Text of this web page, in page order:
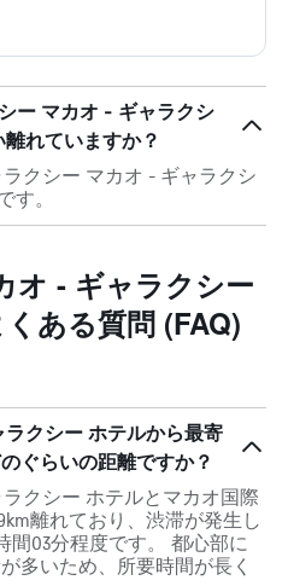
ー マカオ - ギャラクシ
れていますか？
クシー マカオ - ギャラクシ
す。
オ - ギャラクシー
ある質問 (FAQ)
クシー ホテルから最寄
ぐらいの距離ですか？
クシー ホテルとマカオ国際
離れており、渋滞が発生し
間03分程度です。 都心部に
多いため、所要時間が長く